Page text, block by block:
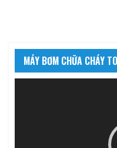
MÁY BƠM CHỮA CHÁY